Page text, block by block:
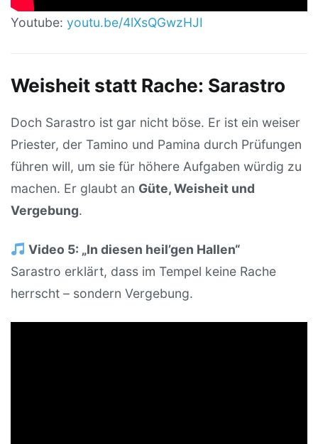
Youtube: youtu.be/4lXsQGwzHJI
Weisheit statt Rache: Sarastro
Doch Sarastro ist gar nicht böse. Er ist ein weiser
Priester, der Tamino und Pamina durch Prüfungen
führen will, um sie für höhere Aufgaben würdig zu
machen. Er glaubt an Güte, Weisheit und
Vergebung.
Video 5: „In diesen heil’gen Hallen“
Sarastro erklärt, dass im Tempel keine Rache
herrscht – sondern Vergebung.